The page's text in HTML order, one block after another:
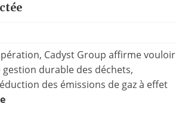
Cadyst Group affirme vouloir
durable des déchets,
des émissions de gaz à effet